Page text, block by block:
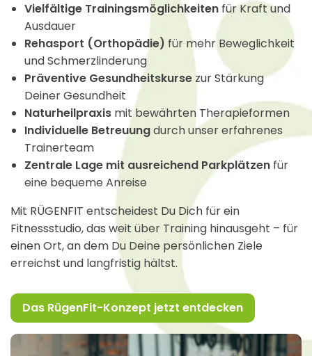
Vielfältige Trainingsmöglichkeiten für Kraft und
Ausdauer
Rehasport (Orthopädie) für mehr Beweglichkeit
und Schmerzlinderung
Präventive Gesundheitskurse zur Stärkung
Deiner Gesundheit
Naturheilpraxis mit bewährten Therapieformen
Individuelle Betreuungdurch unser erfahrenes
Trainerteam
Zentrale Lage mit ausreichend Parkplätzen für
eine bequeme Anreise
Mit RÜGENFIT entscheidest Du Dich für ein
Fitnessstudio, das weit über Training hinausgeht – für
einen Ort, an dem Du Deine persönlichen Ziele
erreichst und langfristig hältst.
Das RügenFit-Konzept jetzt entdecken